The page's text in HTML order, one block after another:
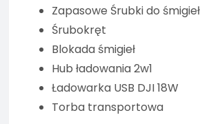
Zapasowe Śrubki do
Śrubokręt
Blokada śmigieł
Hub ładowania 2w1
Ładowarka USB DJI 18W
Torba transportowa